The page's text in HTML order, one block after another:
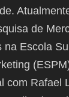
de
na Escola
com Rafael